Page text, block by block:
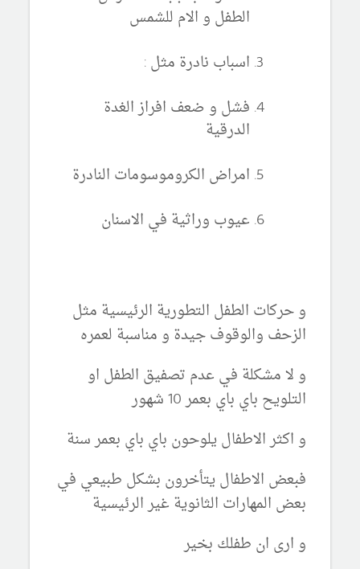
الطفل و الام للشمس
اسباب نادرة مثل :
فشل و ضعف افراز الغدة
الدرقية
امراض الكروموسومات النادرة
عيوب وراثية في الاسنان
و حركات الطفل التطورية الرئيسية مثل
الزحف والوقوف جيدة و مناسبة لعمره
و لا مشكلة في عدم تصفيق الطفل او
التلويح باي باي بعمر 10 شهور
و اكثر الاطفال يلوحون باي باي بعمر سنة
فبعض الاطفال يتأخرون بشكل طبيعي في
بعض المهارات الثانوية غير الرئيسية
و ارى ان طفلك بخير